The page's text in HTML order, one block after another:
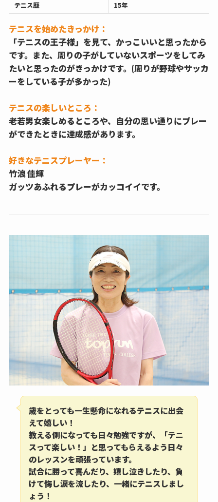
テニス歴
15年
テニスを始めたきっかけ：
「テニスの王子様」を見て、かっこいいと思ったから
です。また、周りの子がしていないスポーツをしてみ
たいと思ったのがきっかけです。(周りが野球やサッカ
ーをしている子が多かった)
テニスの楽しいところ：
老若男女楽しめるところや、自分の思い通りにプレー
ができたときに達成感があります。
好きなテニスプレーヤー：
竹浪 佳輝
ガッツあふれるプレーがカッコイイです。
歳をとっても一生懸命になれるテニスに出会
えて嬉しい！
教える側になっても日々勉強ですが、「テニ
スって楽しい！」と思ってもらえるよう日々
のレッスンを頑張っています。
試合に勝って喜んだり、嬉し泣きしたり、負
けて悔し涙を流したり、一緒にテニスしまし
ょう！